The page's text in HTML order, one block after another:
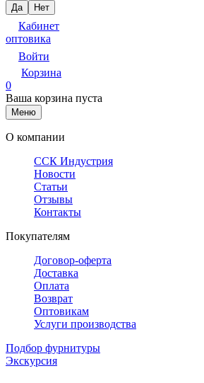
Да Нет
Кабинет
оптовика
Войти
Корзина
0
Ваша корзина пуста
Меню
О компании
ССК Индустрия
Новости
Статьи
Отзывы
Контакты
Покупателям
Договор-оферта
Доставка
Оплата
Возврат
Оптовикам
Услуги производства
Подбор фурнитуры
Экскурсия